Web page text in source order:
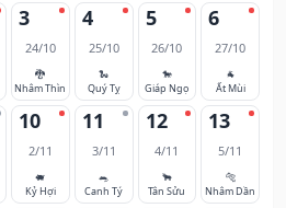
3
24/10
🐉
Nhâm Thìn
4
25/10
🐍
Quý Tỵ
5
26/10
🐎
Giáp Ngọ
6
27/10
🐐
Ất Mùi
10
2/11
🐖
Kỷ Hợi
11
3/11
🐀
Canh Tý
12
4/11
🐂
Tân Sửu
13
5/11
🐅
Nhâm Dần